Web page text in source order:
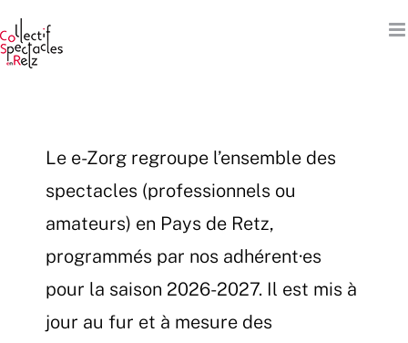
au
contenu
Le e-Zorg regroupe l’ensemble des
spectacles (professionnels ou
amateurs) en Pays de Retz,
programmés par nos adhérent·es
pour la saison 2026-2027. Il est mis à
jour au fur et à mesure des